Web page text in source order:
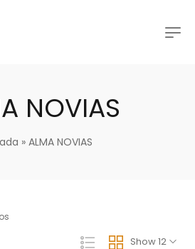
NOVIAS
» ALMA NOVIAS
Show 12